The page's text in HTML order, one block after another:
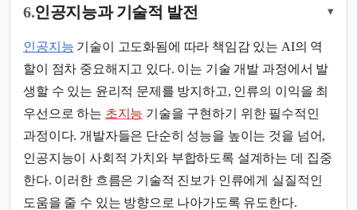
6.인공지능과 기술적 발전 ▾
인공지능 기술이 고도화됨에 따라 책임감 있는 AI의 역
할이 점차 중요해지고 있다. 이는 기술 개발 과정에서 발
생할 수 있는 윤리적 문제를 방지하고, 인류의 이익을 최
우선으로 하는 초지능 기술을 구현하기 위한 필수적인
과정이다. 개발자들은 단순히 성능을 높이는 것을 넘어,
인공지능이 사회적 가치와 부합하도록 설계하는 데 집중
한다. 이러한 흐름은 기술적 진보가 인류에게 실질적인
도움을 줄 수 있는 방향으로 나아가도록 유도한다.